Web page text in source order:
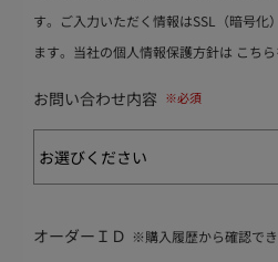
す。ご入力いただく情報はSSL（暗号化
ます。当社の個人情報保護方針は こちら
お問い合わせ内容
オーダーＩＤ ※購入履歴から確認でき